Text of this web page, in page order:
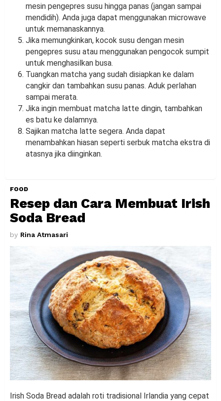
mesin pengepres susu hingga panas (jangan sampai
mendidih). Anda juga dapat menggunakan microwave
untuk memanaskannya.
Jika memungkinkan, kocok susu dengan mesin
pengepres susu atau menggunakan pengocok sumpit
untuk menghasilkan busa.
Tuangkan matcha yang sudah disiapkan ke dalam
cangkir dan tambahkan susu panas. Aduk perlahan
sampai merata.
Jika ingin membuat matcha latte dingin, tambahkan
es batu ke dalamnya.
Sajikan matcha latte segera. Anda dapat
menambahkan hiasan seperti serbuk matcha ekstra di
atasnya jika diinginkan.
FOOD
Resep dan Cara Membuat Irish
Soda Bread
by Rina Atmasari
Irish Soda Bread adalah roti tradisional Irlandia yang cepat